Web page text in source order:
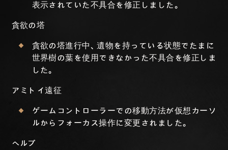
表示されていた不具合を修正しました。
貪欲の塔
貪欲の塔進行中、遺物を持っている状態でたまに
世界樹の葉を使用できなかった不具合を修正しま
した。
アミトイ遠征
ゲームコントローラーでの移動方法が仮想カーソ
ルからフォーカス操作に変更されました。
ヘルプ